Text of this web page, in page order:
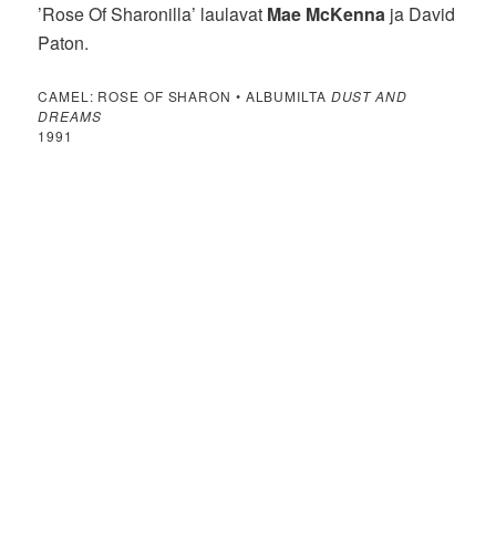
’Rose Of Sharonilla’ laulavat Mae McKenna ja David
Paton.
CAMEL: ROSE OF SHARON • ALBUMILTA DUST AND
DREAMS
1991